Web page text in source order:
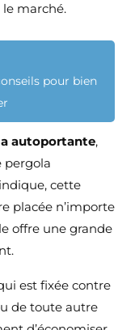
marché.
pour bien
autoportante,
pergola
cette
placée n’importe
offre une grande
est fixée contre
de toute autre